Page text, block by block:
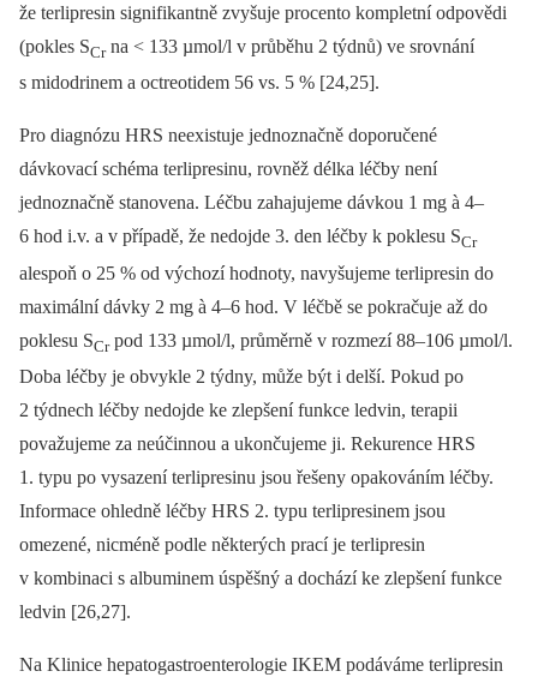
že terlipresin signifikantně zvyšuje procento kompletní odpovědi
(pokles SCrna < 133 µmol/l v průběhu 2 týdnů) ve srovnání
s midodrinem a octreotidem 56 vs. 5 % [24,25].
Pro diagnózu HRS neexistuje jednoznačně doporučené
dávkovací schéma terlipresinu, rovněž délka léčby není
jednoznačně stanovena. Léčbu zahajujeme dávkou 1 mg à 4–
6 hod i.v. a v případě, že nedojde 3. den léčby k poklesu SCr
alespoň o 25 % od výchozí hodnoty, navyšujeme terlipresin do
maximální dávky 2 mg à 4–6 hod. V léčbě se pokračuje až do
poklesu SCrpod 133 µmol/l, průměrně v rozmezí 88–106 µmol/l.
Doba léčby je obvykle 2 týdny, může být i delší. Pokud po
2 týdnech léčby nedojde ke zlepšení funkce ledvin, terapii
považujeme za neúčinnou a ukončujeme ji. Rekurence HRS
1. typu po vysazení terlipresinu jsou řešeny opakováním léčby.
Informace ohledně léčby HRS 2. typu terlipresinem jsou
omezené, nicméně podle některých prací je terlipresin
v kombinaci s albuminem úspěšný a dochází ke zlepšení funkce
ledvin [26,27].
Na Klinice hepatogastroenterologie IKEM podáváme terlipresin